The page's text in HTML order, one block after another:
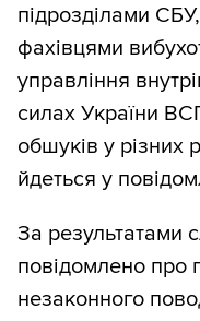
підрозділами
фахівцями
управління
силах України
обшуків у різних
йдеться у
За результатами
повідомлено про
незаконного